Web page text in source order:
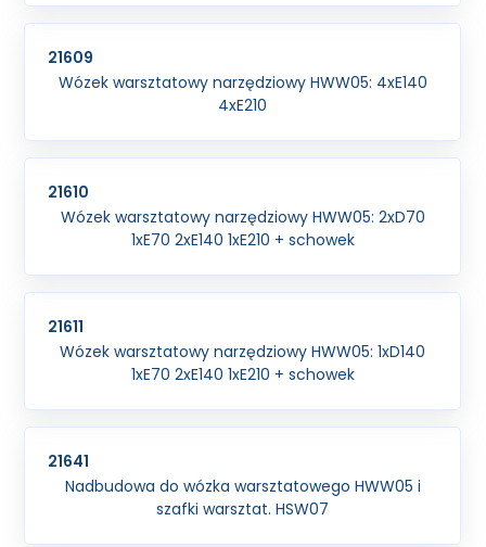
21609
Wózek warsztatowy narzędziowy HWW05: 4xE140
4xE210
21610
Wózek warsztatowy narzędziowy HWW05: 2xD70
1xE70 2xE140 1xE210 + schowek
21611
Wózek warsztatowy narzędziowy HWW05: 1xD140
1xE70 2xE140 1xE210 + schowek
21641
Nadbudowa do wózka warsztatowego HWW05 i
szafki warsztat. HSW07